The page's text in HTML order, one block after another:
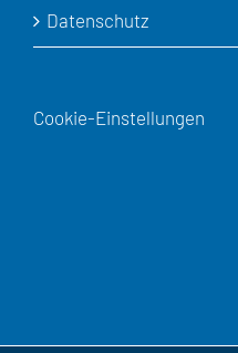
Datenschutz
Cookie-Einstellungen